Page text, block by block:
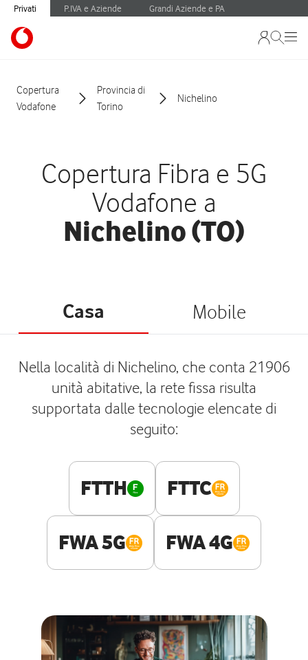
Privati P.IVA e Aziende Grandi Aziende e PA
Copertura
Vodafone
Provincia di
Torino
Nichelino
Copertura Fibra e 5G
Vodafone a
Nichelino (TO)
Casa Mobile
Nella località di Nichelino, che conta 21906
unità abitative, la rete fissa risulta
supportata dalle tecnologie elencate di
seguito:
FTTH FTTC
FWA 5G FWA 4G